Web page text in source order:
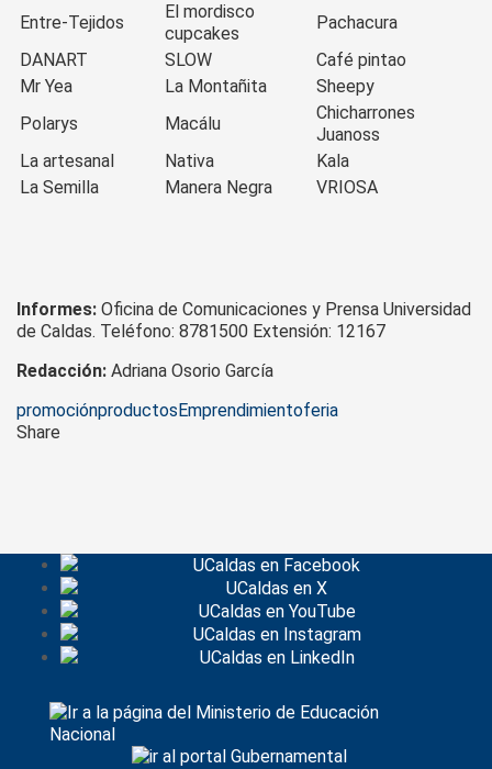
Entre-Tejidos
El mordisco
cupcakes
Pachacura
DANART
SLOW
Café pintao
Mr Yea
La Montañita
Sheepy
Polarys
Macálu
Chicharrones
Juanoss
La artesanal
Nativa
Kala
La Semilla
Manera Negra VRIOSA
Informes: Oficina de Comunicaciones y Prensa Universidad
de Caldas. Teléfono: 8781500 Extensión: 12167
Redacción: Adriana Osorio García
Tags
promociónproductosEmprendimientoferia
Share